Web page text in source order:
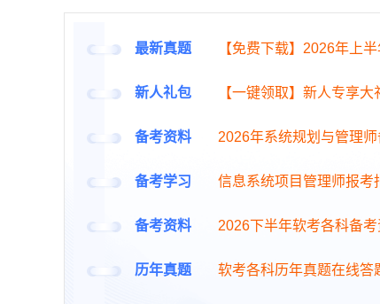
最新真题 【免费下载】2026年上
新人礼包 【一键领取】新人专享大
备考资料 2026年系统规划与管理
备考学习 信息系统项目管理师报考
备考资料 2026下半年软考各科备
历年真题 软考各科历年真题在线答